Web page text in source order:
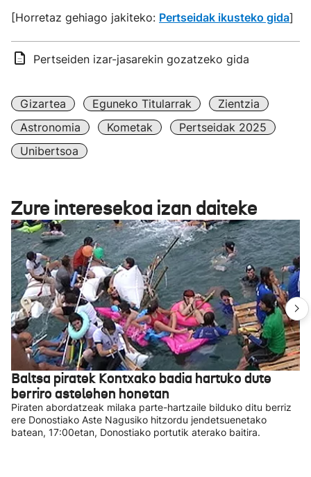
[Horretaz gehiago jakiteko: Pertseidak ikusteko gida]
Pertseiden izar-jasarekin gozatzeko gida
Gizartea Eguneko Titularrak
Zientzia
Astronomia
Kometak
Pertseidak 2025
Unibertsoa
Zure interesekoa izan daiteke
Baltsa piratek Kontxako badia hartuko dute
berriro astelehen honetan
Piraten abordatzeak milaka parte-hartzaile bilduko ditu berriz
ere Donostiako Aste Nagusiko hitzordu jendetsuenetako
batean, 17:00etan, Donostiako portutik aterako baitira.